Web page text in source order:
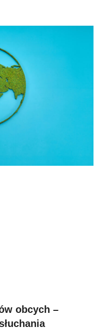
obcych –